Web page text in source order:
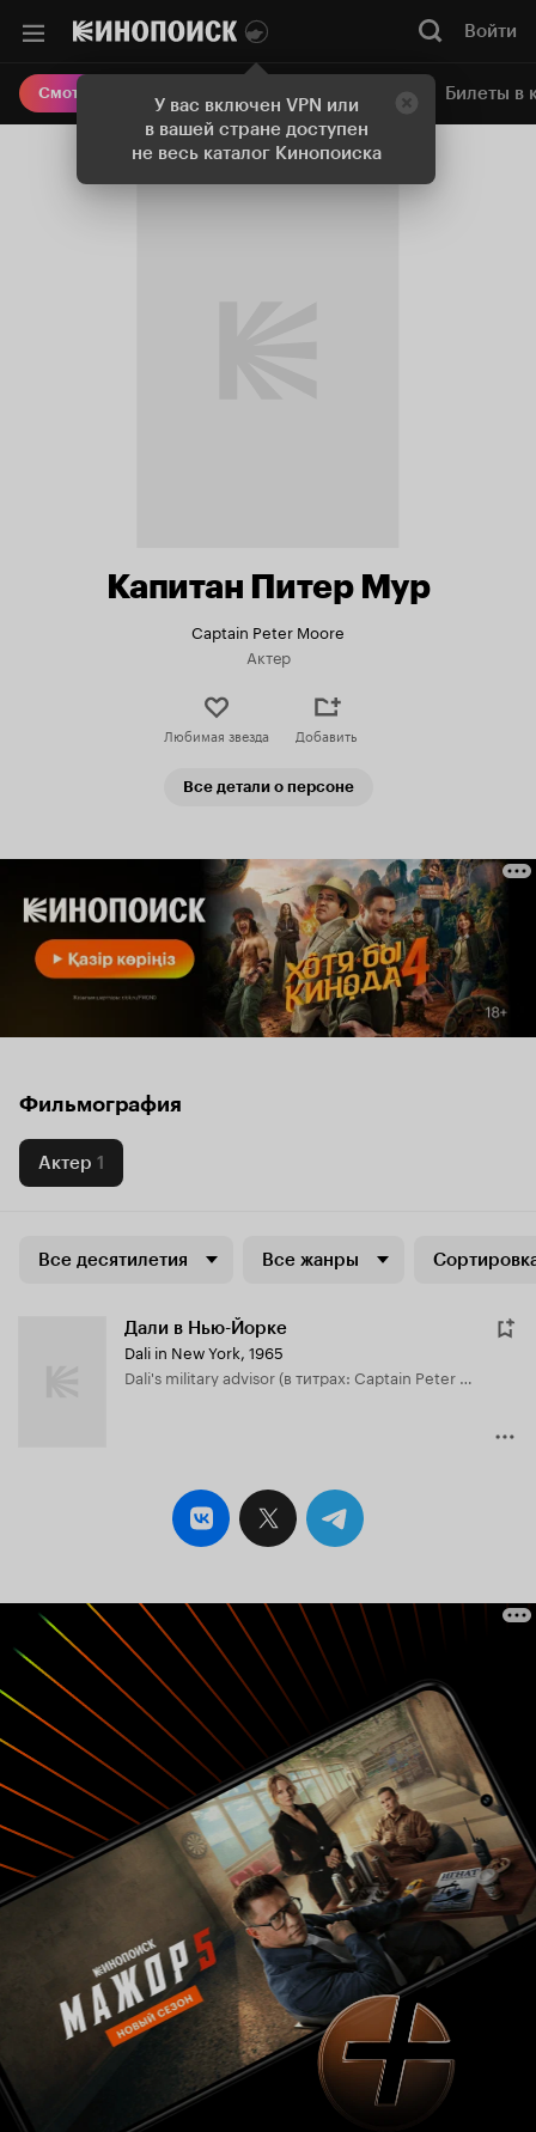
У вас включен VPN или
в вашей стране доступен
не весь каталог Кинопоиска
Войти
Смотреть кино Онлайн-кинотеатр Билеты в
Капитан Питер Мур
Captain Peter Moore
Актер
Любимая звезда Добавить
Все детали о персоне
Фильмография
Актер 1
Все десятилетия Все жанры
Дали в Нью-Йорке
Dali in New York, 1965
Dali's military advisor (в титрах: Captain Peter Moore)